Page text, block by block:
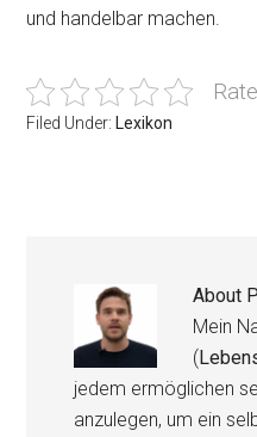
und handelbar machen.
Filed Under: Lexikon
About
Mein
(
jedem ermöglichen
anzulegen, um ein